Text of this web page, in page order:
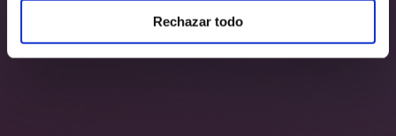
Rechazar todo